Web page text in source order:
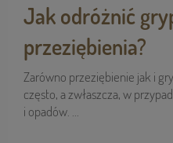
Jak odróżnić
przeziębienia?
Zarówno przeziębienie jak i
często, a zwłaszcza, w
i opadów. ...